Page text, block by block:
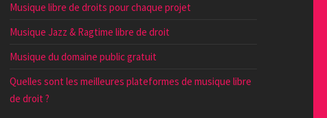
Musique libre de droits pour chaque projet
Musique Jazz & Ragtime libre de droit
Musique du domaine public gratuit
Quelles sont les meilleures plateformes de musique libre
de droit ?